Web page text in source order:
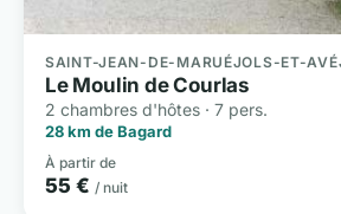
SAINT-JEAN-DE-MARUÉJOLS-ET-
Le Moulin de Courlas
2 chambres d'hôtes · 7 pers.
28 km de Bagard
À partir de
55 € / nuit